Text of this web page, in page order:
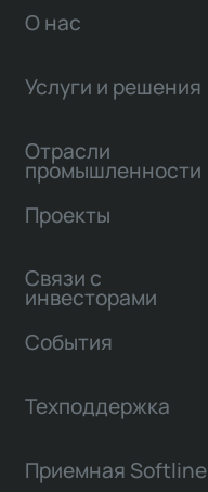
О нас
Услуги и решения
Отрасли
промышленности
Проекты
Связи с
инвесторами
События
Техподдержка
Приемная Softline